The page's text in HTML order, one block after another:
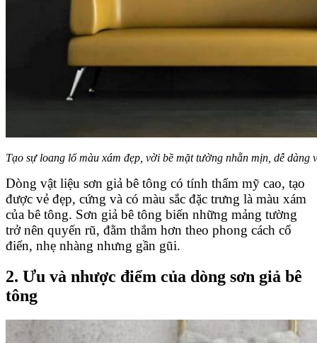
Tạo sự loang lổ màu xám đẹp, vời bề mặt tường nhẵn mịn, dễ dàng
Dòng vật liệu sơn giả bê tông có tính thẩm mỹ cao, tạo
được vẻ đẹp, cứng và có màu sắc đặc trưng là màu xám
của bê tông. Sơn giả bê tông biến những mảng tường
trở nên quyến rũ, đằm thắm hơn theo phong cách cổ
điển, nhẹ nhàng nhưng gần gũi.
2. Ưu và nhược điểm của dòng sơn giả bê
tông